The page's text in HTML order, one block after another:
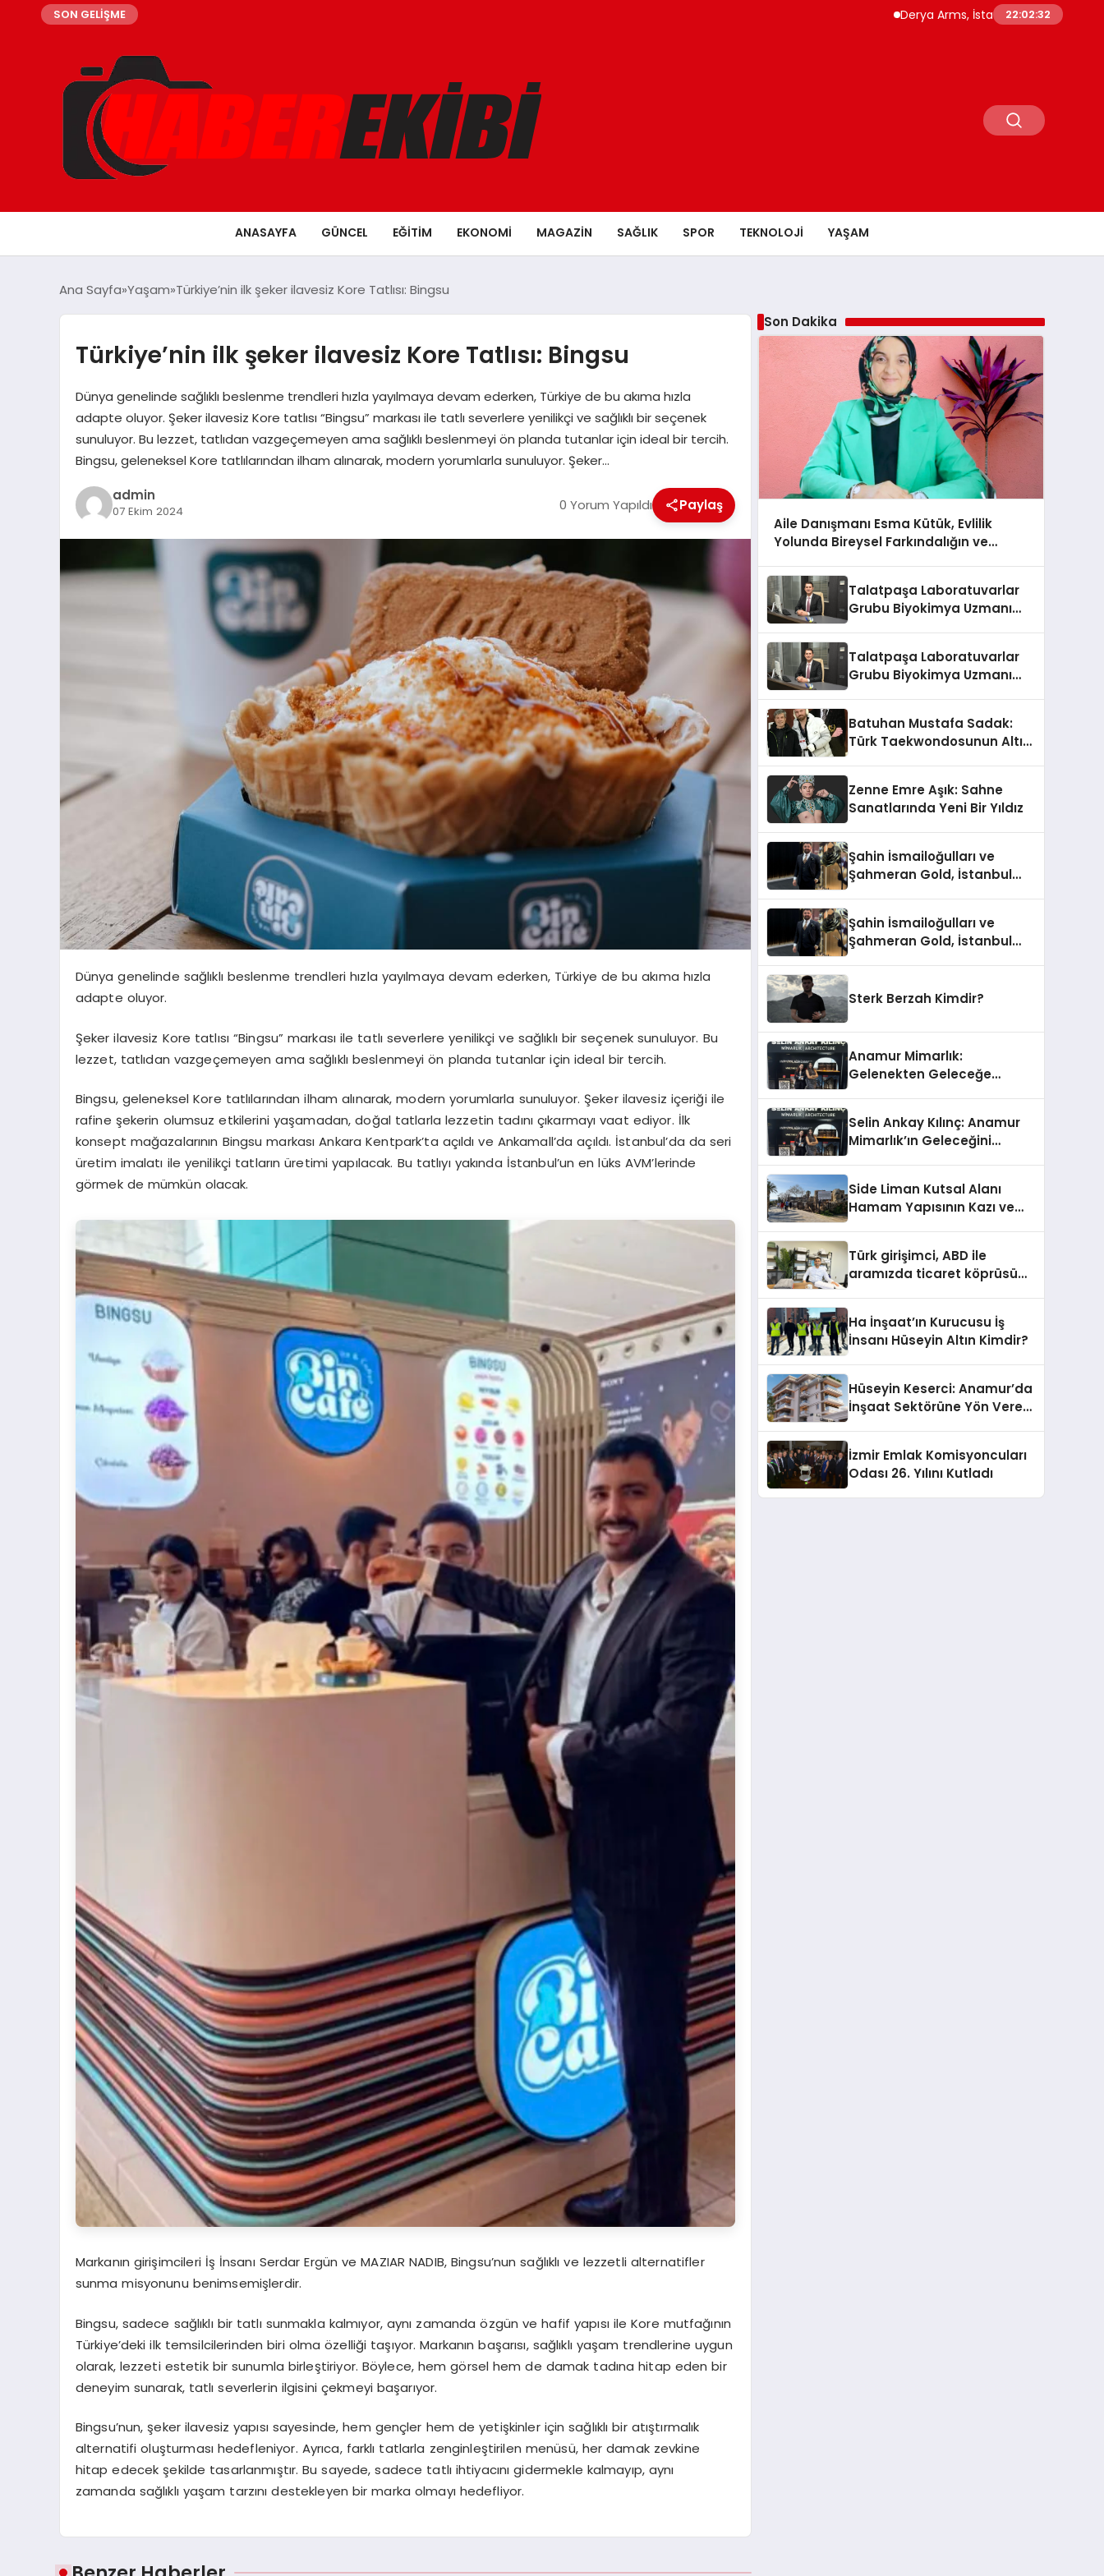
SON GELİŞME Derya Arms, İstanbul Prohunt 2026’da yeni
22:02:34
ANASAYFA GÜNCEL EĞITIM EKONOMI MAGAZIN SAĞLIK SPOR TEKNOLOJI YAŞAM
Ana Sayfa Yaşam Türkiye’nin ilk şeker ilavesiz Kore Tatlısı: Bingsu
Türkiye’nin ilk şeker ilavesiz Kore Tatlısı: Bingsu
Dünya genelinde sağlıklı beslenme trendleri hızla yayılmaya devam ederken, Türkiye de bu akıma hızla
adapte oluyor. Şeker ilavesiz Kore tatlısı “Bingsu” markası ile tatlı severlere yenilikçi ve sağlıklı bir seçenek
sunuluyor. Bu lezzet, tatlıdan vazgeçemeyen ama sağlıklı beslenmeyi ön planda tutanlar için ideal bir tercih.
Bingsu, geleneksel Kore tatlılarından ilham alınarak, modern yorumlarla sunuluyor. Şeker…
admin
07 Ekim 2024 0 Yorum Yapıldı Paylaş
Dünya genelinde sağlıklı beslenme trendleri hızla yayılmaya devam ederken, Türkiye de bu akıma hızla
adapte oluyor.
Şeker ilavesiz Kore tatlısı “Bingsu” markası ile tatlı severlere yenilikçi ve sağlıklı bir seçenek sunuluyor. Bu
lezzet, tatlıdan vazgeçemeyen ama sağlıklı beslenmeyi ön planda tutanlar için ideal bir tercih.
Bingsu, geleneksel Kore tatlılarından ilham alınarak, modern yorumlarla sunuluyor. Şeker ilavesiz içeriği ile
rafine şekerin olumsuz etkilerini yaşamadan, doğal tatlarla lezzetin tadını çıkarmayı vaat ediyor. İlk
konsept mağazalarının Bingsu markası Ankara​ Kentpark’ta açıldı ve Ankamall’da açıldı. İstanbul’da da seri
üretim imalatı ile yenilikçi tatların üretimi yapılacak. Bu tatlıyı yakında İstanbul’un en lüks AVM’lerinde
görmek de mümkün olacak.
Markanın girişimcileri İş İnsanı Serdar Ergün ve MAZIAR NADIB, Bingsu’nun sağlıklı ve lezzetli alternatifler
sunma misyonunu benimsemişlerdir.
Bingsu, sadece sağlıklı bir tatlı sunmakla kalmıyor, aynı zamanda özgün ve hafif yapısı ile Kore mutfağının
Türkiye’deki ilk temsilcilerinden biri olma özelliği taşıyor. Markanın başarısı, sağlıklı yaşam trendlerine uygun
olarak, lezzeti estetik bir sunumla birleştiriyor. Böylece, hem görsel hem de damak tadına hitap eden bir
deneyim sunarak, tatlı severlerin ilgisini çekmeyi başarıyor.
Bingsu’nun, şeker ilavesiz yapısı sayesinde, hem gençler hem de yetişkinler için sağlıklı bir atıştırmalık
alternatifi oluşturması hedefleniyor. Ayrıca, farklı tatlarla zenginleştirilen menüsü, her damak zevkine
hitap edecek şekilde tasarlanmıştır. Bu sayede, sadece tatlı ihtiyacını gidermekle kalmayıp, aynı
zamanda sağlıklı yaşam tarzını destekleyen bir marka olmayı hedefliyor.
Son Dakika
Aile Danışmanı Esma Kütük, Evlilik
Yolunda Bireysel Farkındalığın ve
Talatpaşa Laboratuvarlar
Grubu Biyokimya Uzmanı
Talatpaşa Laboratuvarlar
Grubu Biyokimya Uzmanı
Batuhan Mustafa Sadak:
Türk Taekwondosunun Altın
Zenne Emre Aşık: Sahne
Sanatlarında Yeni Bir Yıldız
Şahin İsmailoğulları ve
Şahmeran Gold, İstanbul
Şahin İsmailoğulları ve
Şahmeran Gold, İstanbul
Sterk Berzah Kimdir?
Anamur Mimarlık:
Gelenekten Geleceğe
Selin Ankay Kılınç: Anamur
Mimarlık’ın Geleceğini
Side Liman Kutsal Alanı
Hamam Yapısının Kazı ve
Katkılarıyla Tamamlandı
Türk girişimci, ABD ile
aramızda ticaret köprüsü
Ha İnşaat’ın Kurucusu İş
İnsanı Hüseyin Altın Kimdir?
Hüseyin Keserci: Anamur’da
İnşaat Sektörüne Yön Veren
İzmir Emlak Komisyoncuları
Odası 26. Yılını Kutladı